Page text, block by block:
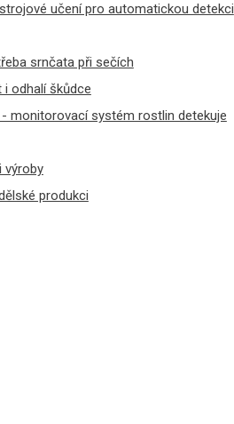
učení pro automatickou detekci
srnčata při sečích
odhalí škůdce
monitorovací systém rostlin detekuje
výroby
produkci